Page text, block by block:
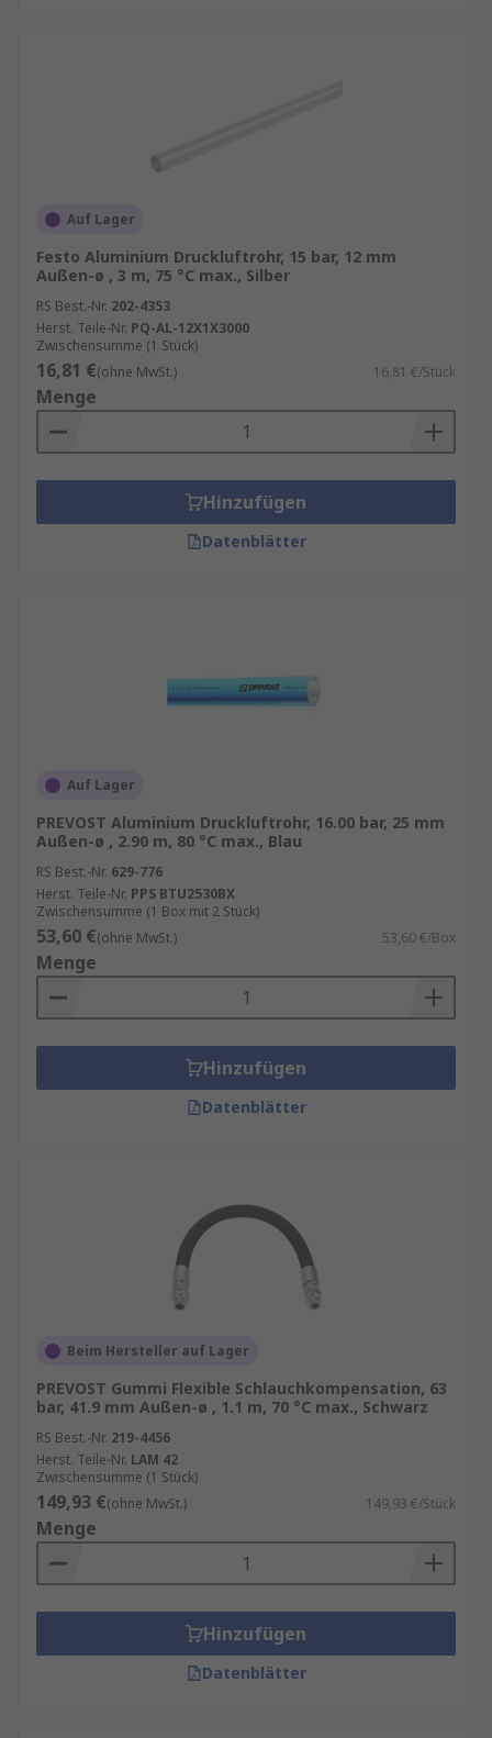
Auf Lager
Festo Aluminium Druckluftrohr, 15 bar, 12 mm
Außen-ø , 3 m, 75 °C max., Silber
RS Best.-Nr. 202-4353
Herst. Teile-Nr. PQ-AL-12X1X3000
Zwischensumme (1 Stück)
16,81 €(ohne MwSt.) 16,81 €/Stück
Menge
Hinzufügen
Datenblätter
Auf Lager
PREVOST Aluminium Druckluftrohr, 16.00 bar, 25 mm
Außen-ø , 2.90 m, 80 °C max., Blau
RS Best.-Nr. 629-776
Herst. Teile-Nr. PPS BTU2530BX
Zwischensumme (1 Box mit 2 Stück)
53,60 €(ohne MwSt.) 53,60 €/Box
Menge
Hinzufügen
Datenblätter
Beim Hersteller auf Lager
PREVOST Gummi Flexible Schlauchkompensation, 63
bar, 41.9 mm Außen-ø , 1.1 m, 70 °C max., Schwarz
RS Best.-Nr. 219-4456
Herst. Teile-Nr. LAM 42
Zwischensumme (1 Stück)
149,93 €(ohne MwSt.) 149,93 €/Stück
Menge
Hinzufügen
Datenblätter